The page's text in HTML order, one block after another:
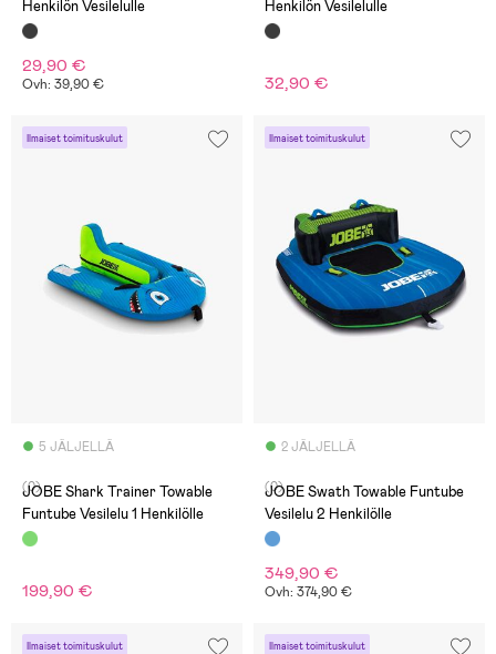
Henkilön Vesilelulle
29,90 €
Ovh: 39,90 €
Henkilön Vesilelulle
32,90 €
Ilmaiset toimituskulut
5 JÄLJELLÄ
(0)
JOBE Shark Trainer Towable
Funtube Vesilelu 1 Henkilölle
199,90 €
Ilmaiset toimituskulut
2 JÄLJELLÄ
(0)
JOBE Swath Towable Funtube
Vesilelu 2 Henkilölle
349,90 €
Ovh: 374,90 €
Ilmaiset toimituskulut Ilmaiset toimituskulut